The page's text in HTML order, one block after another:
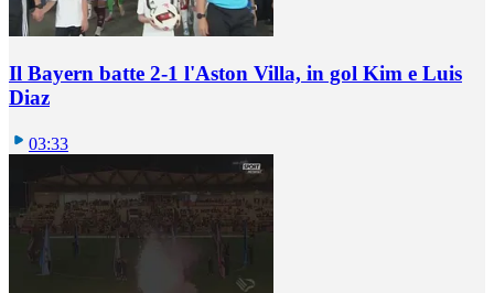
Il Bayern batte 2-1 l'Aston Villa, in gol Kim e Luis
Diaz
03:33